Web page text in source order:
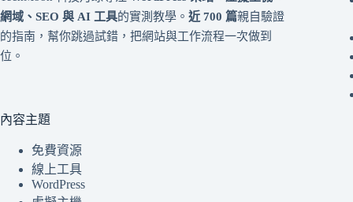
網域、SEO 與 AI 工具的實測教學。 近 700 篇親自驗證
的指南，幫你跳過試錯，把網站與工作流程一次做到
位。
內容主題
免費資源
線上工具
WordPress